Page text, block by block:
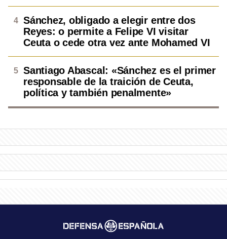
Sánchez, obligado a elegir entre dos
Reyes: o permite a Felipe VI visitar
Ceuta o cede otra vez ante Mohamed VI
Santiago Abascal: «Sánchez es el primer
responsable de la traición de Ceuta,
política y también penalmente»